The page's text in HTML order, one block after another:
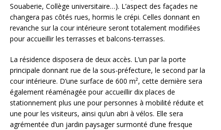
Souaberie, Collège universitaire…). L’aspect des façades ne
changera pas côtés rues, hormis le crépi. Celles donnant en
revanche sur la cour intérieure seront totalement modifiées
pour accueillir les terrasses et balcons-terrasses.
La résidence disposera de deux accès. L’un par la porte
principale donnant rue de la sous-préfecture, le second par la
cour intérieure. D’une surface de 600 m², cette dernière sera
également réaménagée pour accueillir dix places de
stationnement plus une pour personnes à mobilité réduite et
une pour les visiteurs, ainsi qu’un abri à vélos. Elle sera
agrémentée d’un jardin paysager surmonté d’une fresque